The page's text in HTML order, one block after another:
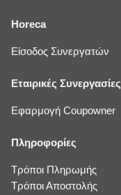
Horeca
Είσοδος Συνεργατών
Εταιρικές Συνεργασίες
Εφαρμογή Coupowner
Πληροφορίες
Τρόποι Πληρωμής
Τρόποι Αποστολής